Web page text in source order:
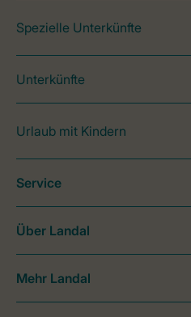
Spezielle Unterkünfte
Unterkünfte
Urlaub mit Kindern
Service
Über Landal
Mehr Landal